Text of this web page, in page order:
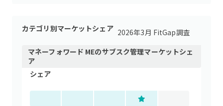
カテゴリ別マーケットシェア 2026年3月 FitGap調査
マネーフォワード MEのサブスク管理マーケットシェ
ア
シェア